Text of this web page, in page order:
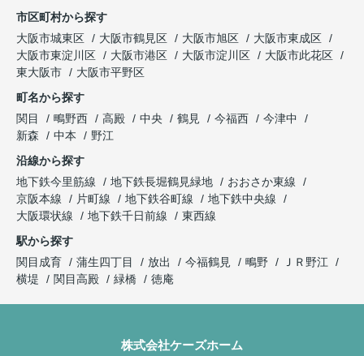
市区町村から探す
大阪市城東区
大阪市鶴見区 大阪市旭区
大阪市東成区
大阪市東淀川区
大阪市港区 大阪市淀川区
大阪市此花区
東大阪市
大阪市平野区
町名から探す
関目
鴫野西 高殿 中央 鶴見 今福西
今津中
新森
中本
野江
沿線から探す
地下鉄今里筋線
地下鉄長堀鶴見緑地
おおさか東線
京阪本線
片町線 地下鉄谷町線
地下鉄中央線
大阪環状線
地下鉄千日前線
東西線
駅から探す
関目成育
蒲生四丁目 放出 今福鶴見 鴫野
ＪＲ野江
横堤
関目高殿 緑橋 徳庵
株式会社ケーズホーム